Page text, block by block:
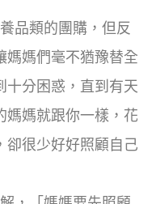
品類的團購，但反
媽媽們毫不猶豫替全
十分困惑，直到有天
媽媽就跟你一樣，花
卻很少好好照顧自己